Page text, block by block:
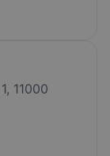
11000